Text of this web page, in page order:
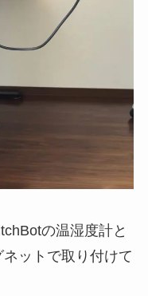
の温湿度計と
ットで取り付けて